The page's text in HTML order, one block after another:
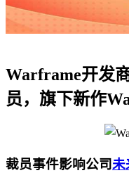
Warframe开发
员，旗下新作
裁员事件影响公司未